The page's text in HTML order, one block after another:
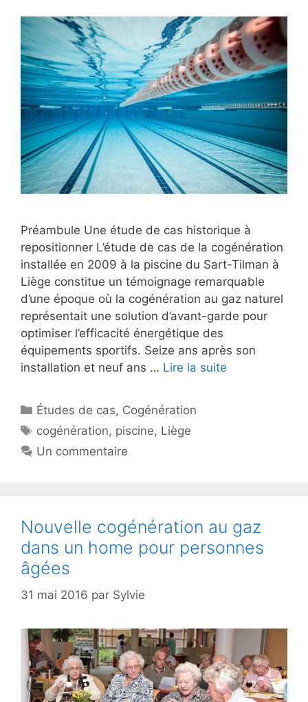
Préambule Une étude de cas historique à
repositionner L’étude de cas de la cogénération
installée en 2009 à la piscine du Sart-Tilman à
Liège constitue un témoignage remarquable
d’une époque où la cogénération au gaz naturel
représentait une solution d’avant-garde pour
optimiser l’efficacité énergétique des
équipements sportifs. Seize ans après son
installation et neuf ans … Lire la suite
Catégories
Études de cas, Cogénération
Étiquettes
cogénération, piscine, Liège
Un commentaire
Nouvelle cogénération au gaz
dans un home pour personnes
âgées
31 mai 2016 par Sylvie